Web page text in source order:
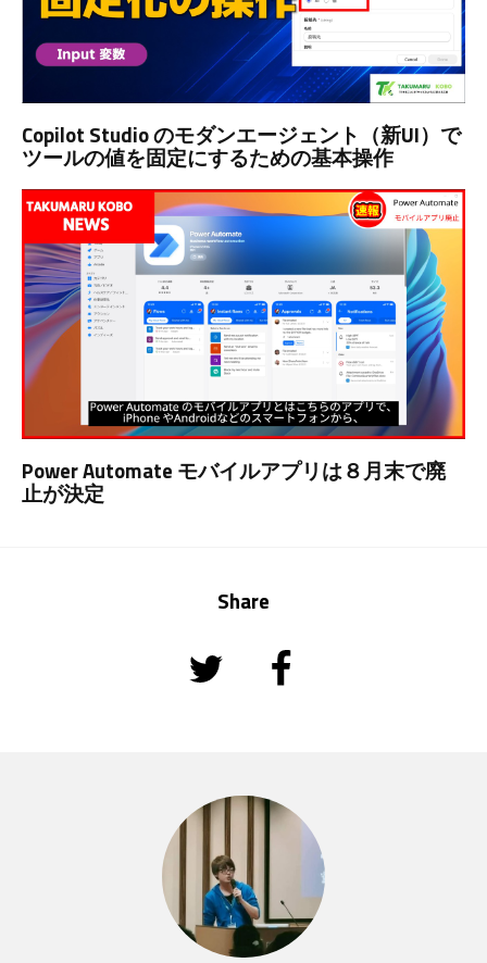
Copilot Studio のモダンエージェント（新UI）で
ツールの値を固定にするための基本操作
Power Automate モバイルアプリは８月末で廃
止が決定
Share